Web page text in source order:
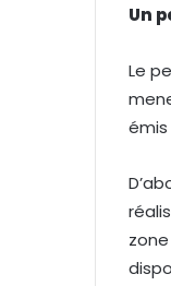
Un
Le